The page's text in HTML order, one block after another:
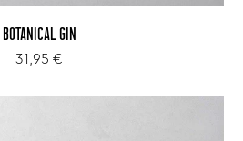
BOTANICAL GIN
31,95 €